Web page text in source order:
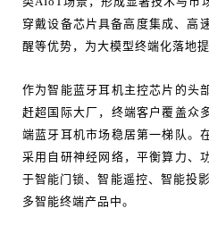
穿戴设备芯片具备高度集成、高
醒等优势，为大模型终端化落地提
作为智能蓝牙耳机主控芯片的头
赶超国际大厂，终端客户覆盖众
端蓝牙耳机市场稳居第一梯队。
采用自研神经网络，平衡算力、
于智能门锁、智能遥控、智能投
多智能终端产品中。